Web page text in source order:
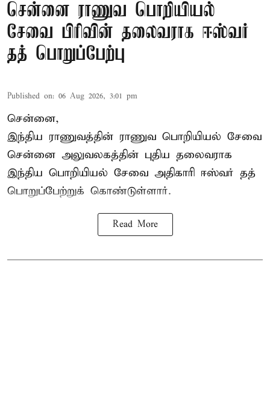
சென்னை ராணுவ பொறியியல்
சேவை பிரிவின் தலைவராக ஈஸ்வர்
தத் பொறுப்பேற்பு
Published on: 06 Aug 2026, 3:01 pm
சென்னை,
இந்திய ராணுவத்தின் ராணுவ பொறியியல் சேவை
சென்னை அலுவலகத்தின் புதிய தலைவராக
இந்திய பொறியியல் சேவை அதிகாரி ஈஸ்வர் தத்
பொறுப்பேற்றுக் கொண்டுள்ளார்.
Read More